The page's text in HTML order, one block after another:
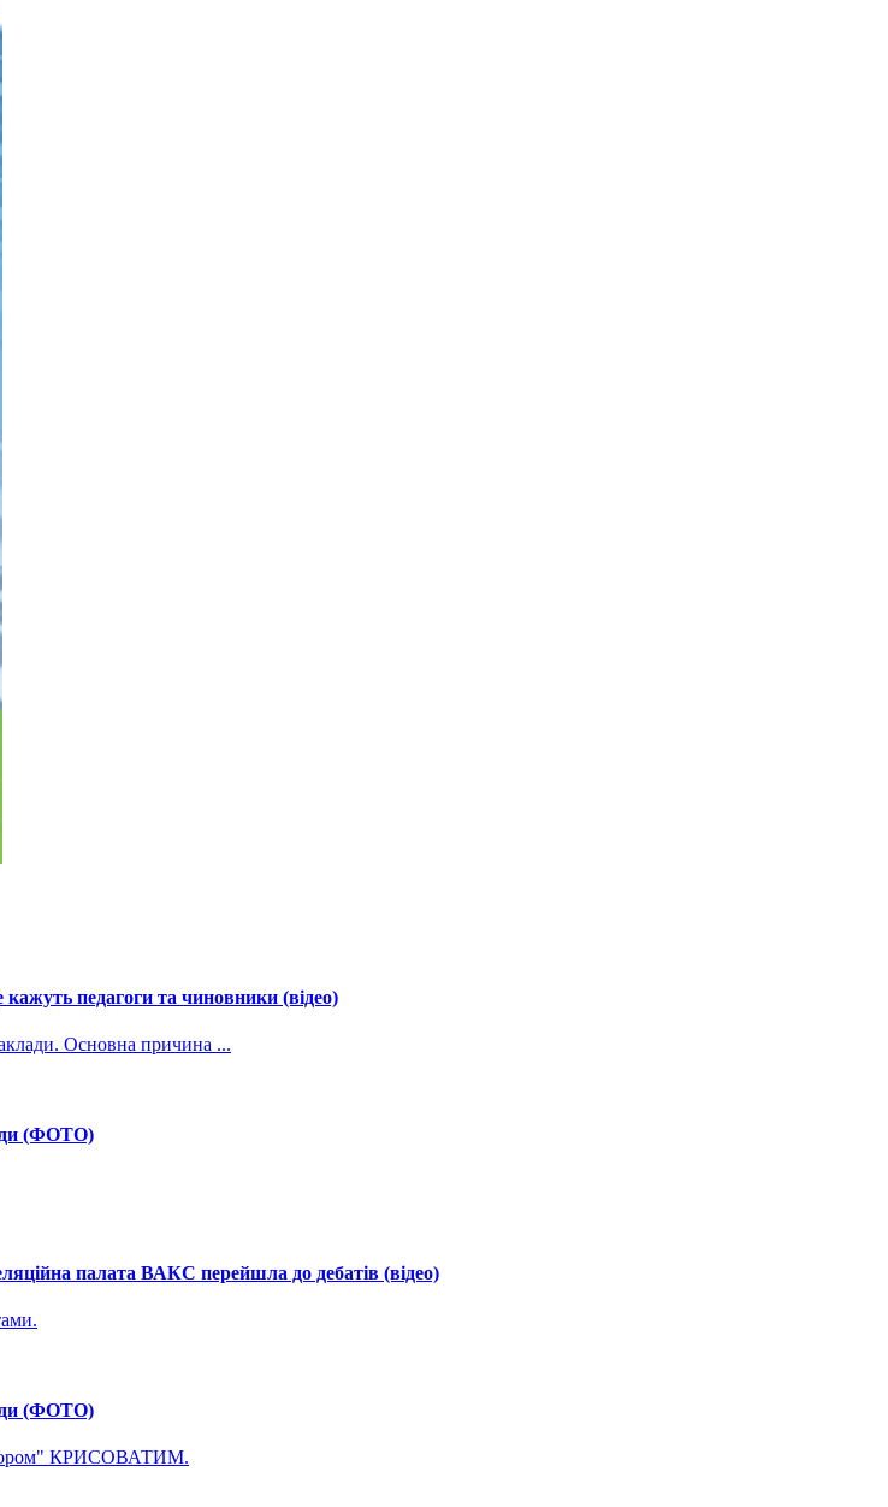
педагоги та чиновники (відео)
Основна причина ...
(ФОТО)
палата ВАКС перейшла до дебатів (відео)
(ФОТО)
КРИСОВАТИМ.